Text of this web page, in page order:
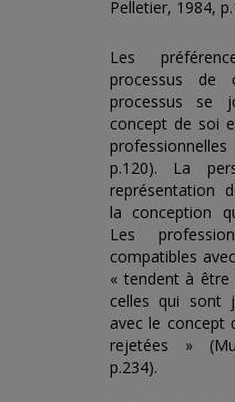
Pelletier, 1984,
Les
processus de
processus se
concept de soi
p.120). La
représentation
la conception
Les
compatibles
« tendent à être
celles qui sont
avec le concept
rejetées »
p.234).